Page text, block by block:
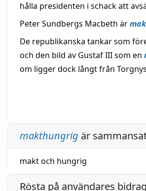
hålla presidenten i schack att
Peter Sundbergs Macbeth är
De republikanska tankar som
och den bild av Gustaf III som en
om ligger dock långt från
makthungrig är
maktoch hungrig
Rösta på användares bidrag